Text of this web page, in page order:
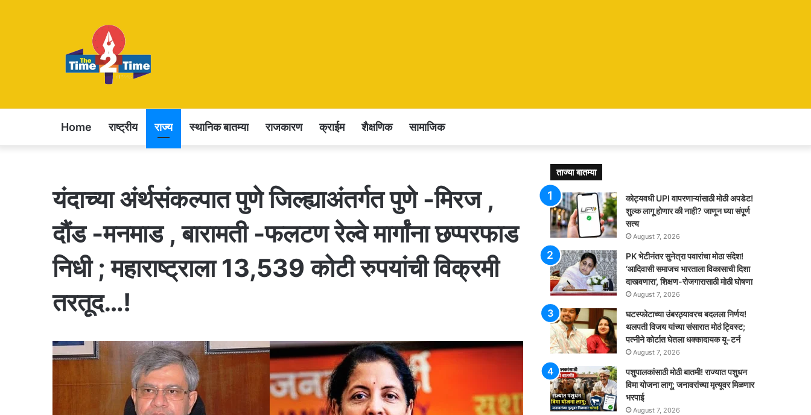
Home राष्ट्रीय राज्य स्थानिक बातम्या राजकारण क्राईम शैक्षणिक सामाजिक
यंदाच्या अंर्थसंकल्पात पुणे जिल्ह्याअंतर्गत पुणे -मिरज ,
दौंड -मनमाड , बारामती -फलटण रेल्वे मार्गांना छप्परफाड
निधी ; महाराष्ट्राला 13,539 कोटी रुपयांची विक्रमी
तरतूद…!
ताज्या बातम्या
कोट्यवधी UPI वापरणाऱ्यांसाठी मोठी अपडेट!
शुल्क लागू होणार की नाही? जाणून घ्या संपूर्ण
सत्य
August 7, 2026
PK भेटीनंतर सुनेत्रा पवारांचा मोठा संदेश!
‘आदिवासी समाजच भारताला विकासाची दिशा
दाखवणारा’, शिक्षण-रोजगारासाठी मोठी घोषणा
August 7, 2026
घटस्फोटाच्या उंबरठ्यावरच बदलला निर्णय!
थलपती विजय यांच्या संसारात मोठं ट्विस्ट;
पत्नीने कोर्टात घेतला धक्कादायक यू-टर्न
August 7, 2026
पशुपालकांसाठी मोठी बातमी! राज्यात पशुधन
विमा योजना लागू; जनावरांच्या मृत्यूवर मिळणार
भरपाई
August 7, 2026